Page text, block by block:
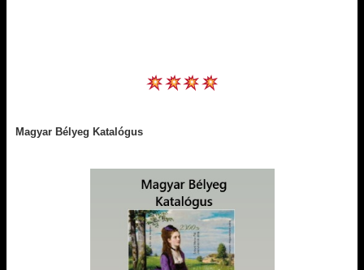
Magyar Bélyeg Katalógus